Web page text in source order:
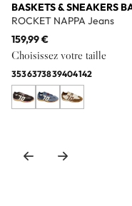
BASKETS & SNEAKERS
ROCKET NAPPA Jeans
159,99 €
Choisissez votre taille
3536373839404142